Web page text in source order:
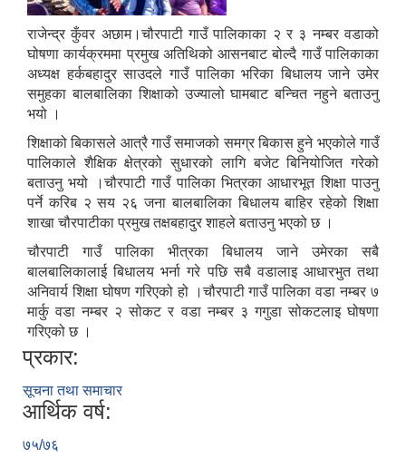
राजेन्द्र कुँवर अछाम।चौरपाटी गाउँ पालिकाका २ र ३ नम्बर वडाको
घोषणा कार्यक्रममा प्रमुख अतिथिको आसनबाट बोल्दै गाउँ पालिकाका
अध्यक्ष हर्कबहादुर साउदले गाउँ पालिका भरिका बिधालय जाने उमेर
समुहका बालबालिका शिक्षाको उज्यालो घामबाट बन्चित नहुने बताउनु
भयो ।
शिक्षाको बिकासले आत्रै गाउँ समाजको समग्र बिकास हुने भएकोले गाउँ
पालिकाले शैक्षिक क्षेत्रको सुधारको लागि बजेट बिनियोजित गरेको
बताउनु भयो ।चौरपाटी गाउँ पालिका भित्रका आधारभूत शिक्षा पाउनु
पर्ने करिब २ सय २६ जना बालबालिका बिधालय बाहिर रहेको शिक्षा
शाखा चौरपाटीका प्रमुख तक्षबहादुर शाहले बताउनु भएको छ ।
चौरपाटी गाउँ पालिका भीत्रका बिधालय जाने उमेरका सबै
बालबालिकालाई बिधालय भर्ना गरे पछि सबै वडालाइ आधारभुत तथा
अनिवार्य शिक्षा घोषण गरिएको हो ।चौरपाटी गाउँ पालिका वडा नम्बर ७
मार्कु वडा नम्बर २ सोकट र वडा नम्बर ३ गगुडा सोकटलाइ घोषणा
गरिएको छ ।
प्रकार:
सूचना तथा समाचार
आर्थिक वर्ष:
७५/७६